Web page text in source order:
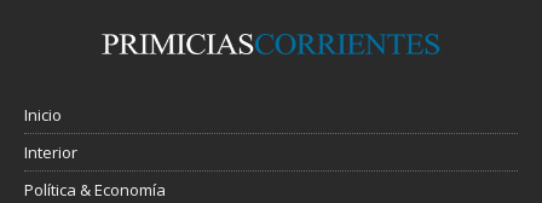
Inicio
Interior
Política & Economía